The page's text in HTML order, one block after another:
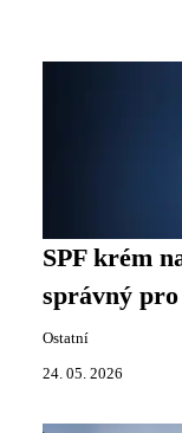
SPF krém
správný
Ostatní
24. 05. 2026